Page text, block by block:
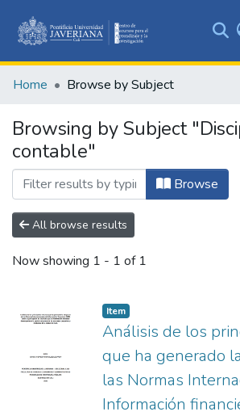
&
All of
Home Browse by Subject
Browsing by Subject
contable"
Browse
All browse results
Now showing 1 - 1 of 1
Item
Análisis de los
que ha generado
las Normas
Información